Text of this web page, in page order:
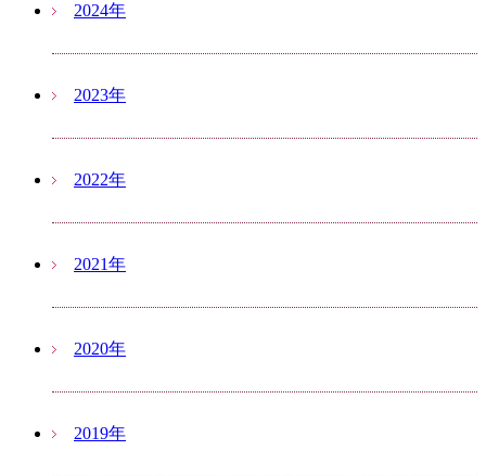
2024年
2023年
2022年
2021年
2020年
2019年